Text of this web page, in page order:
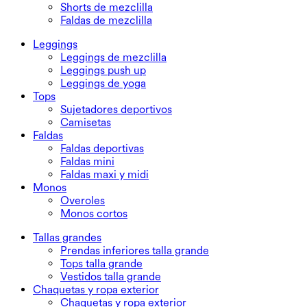
Shorts de mezclilla
Faldas de mezclilla
Leggings
Leggings de mezclilla
Leggings push up
Leggings de yoga
Tops
Sujetadores deportivos
Camisetas
Faldas
Faldas deportivas
Faldas mini
Faldas maxi y midi
Monos
Overoles
Monos cortos
Tallas grandes
Prendas inferiores talla grande
Tops talla grande
Vestidos talla grande
Chaquetas y ropa exterior
Chaquetas y ropa exterior